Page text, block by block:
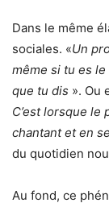
Dans le même
sociales. «Un
même si tu es
que tu dis ». Ou
C’est lorsque le
chantant et en
du quotidien
Au fond, ce